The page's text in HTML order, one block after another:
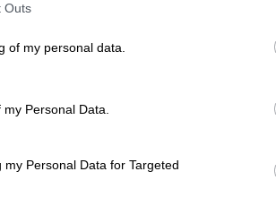
Outs
of my personal data.
Personal Data.
Personal Data for Targeted
ετοιμάζετε ένα